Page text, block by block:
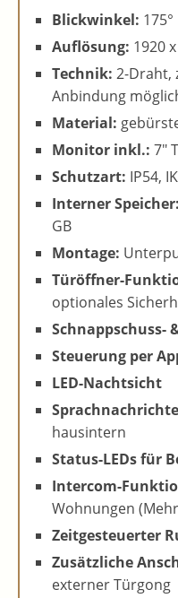
Blickwinkel: 175°
Auflösung: 1920
Technik: 2-Draht,
Anbindung
Material:
Monitor inkl.: 7″
Schutzart: IP54,
Interner Speicher:
GB
Montage:
Türöffner-
optionales
Schnappschuss-
Steuerung per
LED-Nachtsicht
hausintern
Status-LEDs für
Intercom-
Wohnungen
Zeitgesteuerter
Zusätzliche
externer Türgong